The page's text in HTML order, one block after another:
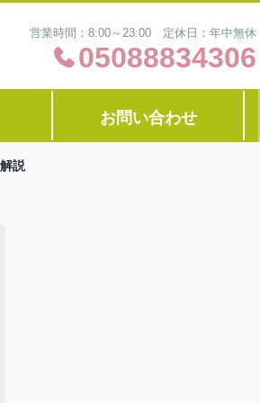
営業時間：8:00～23:00 定休日：年中無休
05088834306
お問い合わせ
説